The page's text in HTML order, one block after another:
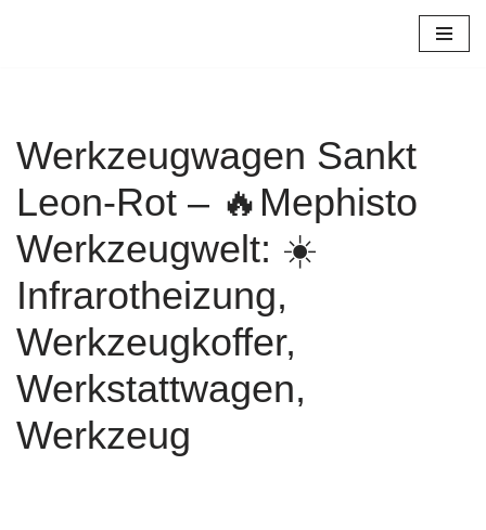
Werkzeugwagen Sankt
Leon-Rot – 🔥Mephisto
Werkzeugwelt: ☀️
Infrarotheizung,
Werkzeugkoffer,
Werkstattwagen,
Werkzeug